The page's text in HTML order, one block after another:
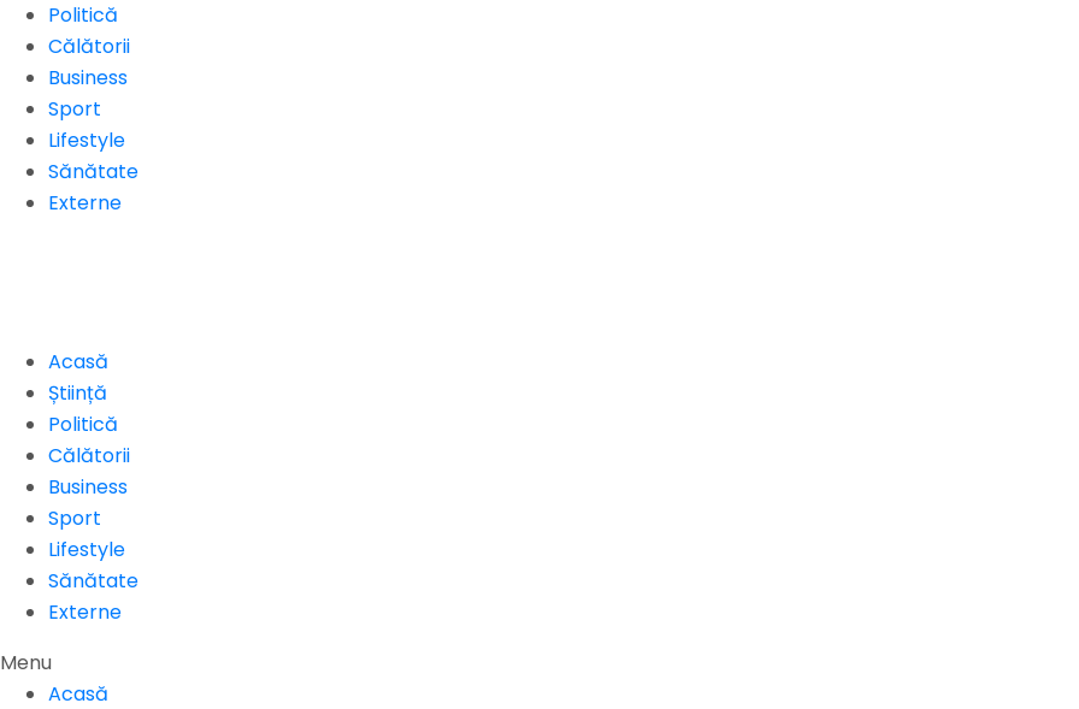
Politică
Călătorii
Business
Sport
Lifestyle
Sănătate
Externe
Acasă
Știință
Politică
Călătorii
Business
Sport
Lifestyle
Sănătate
Externe
Menu
Acasă